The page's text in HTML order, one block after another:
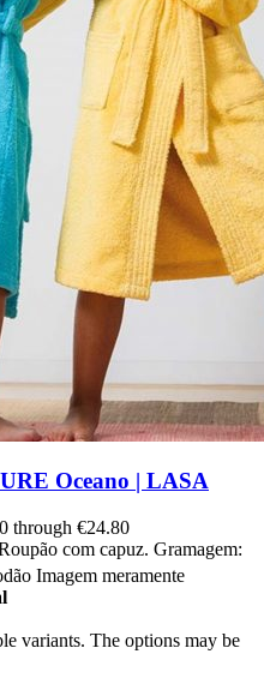
Oceano | LASA
through €24.80
com capuz. Gramagem:
Imagem meramente
variants. The options may be